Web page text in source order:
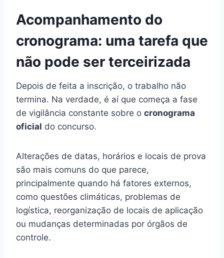
Acompanhamento do
cronograma: uma tarefa que
não pode ser terceirizada
Depois de feita a inscrição, o trabalho não
termina. Na verdade, é aí que começa a fase
de vigilância constante sobre o cronograma
oficial do concurso.
Alterações de datas, horários e locais de prova
são mais comuns do que parece,
principalmente quando há fatores externos,
como questões climáticas, problemas de
logística, reorganização de locais de aplicação
ou mudanças determinadas por órgãos de
controle.